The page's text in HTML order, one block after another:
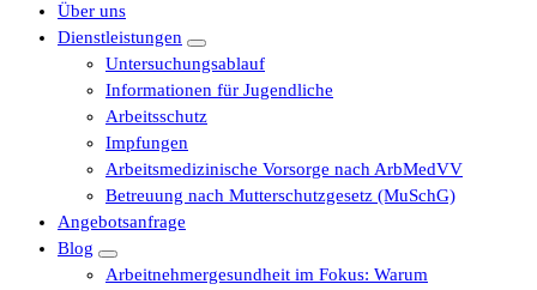
Über uns
Dienstleistungen
Untersuchungsablauf
Informationen für Jugendliche
Arbeitsschutz
Impfungen
Arbeitsmedizinische Vorsorge nach ArbMedVV
Betreuung nach Mutterschutzgesetz (MuSchG)
Angebotsanfrage
Blog
Arbeitnehmergesundheit im Fokus: Warum